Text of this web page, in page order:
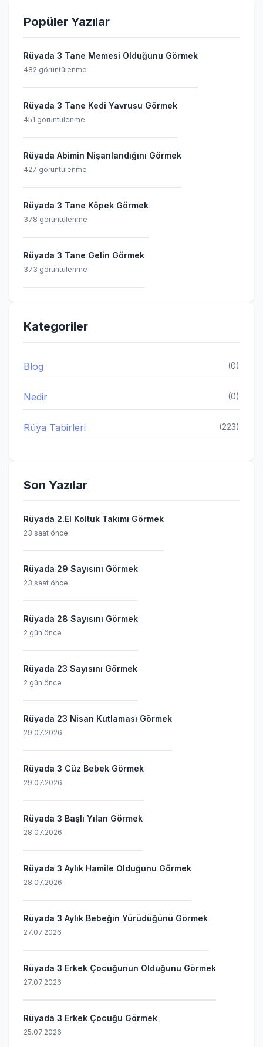
Popüler Yazılar
Rüyada 3 Tane Memesi Olduğunu Görmek
482 görüntülenme
Rüyada 3 Tane Kedi Yavrusu Görmek
451 görüntülenme
Rüyada Abimin Nişanlandığını Görmek
427 görüntülenme
Rüyada 3 Tane Köpek Görmek
378 görüntülenme
Rüyada 3 Tane Gelin Görmek
373 görüntülenme
Kategoriler
Blog (0)
Nedir (0)
Rüya Tabirleri (223)
Son Yazılar
Rüyada 2.El Koltuk Takımı Görmek
23 saat önce
Rüyada 29 Sayısını Görmek
23 saat önce
Rüyada 28 Sayısını Görmek
2 gün önce
Rüyada 23 Sayısını Görmek
2 gün önce
Rüyada 23 Nisan Kutlaması Görmek
29.07.2026
Rüyada 3 Cüz Bebek Görmek
29.07.2026
Rüyada 3 Başlı Yılan Görmek
28.07.2026
Rüyada 3 Aylık Hamile Olduğunu Görmek
28.07.2026
Rüyada 3 Aylık Bebeğin Yürüdüğünü Görmek
27.07.2026
Rüyada 3 Erkek Çocuğunun Olduğunu Görmek
27.07.2026
Rüyada 3 Erkek Çocuğu Görmek
25.07.2026